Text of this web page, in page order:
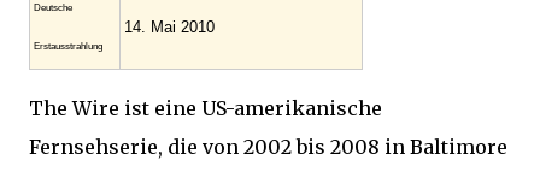
Deutsche
Erstausstrahlung
14. Mai 2010
The Wire ist eine US-amerikanische
Fernsehserie, die von 2002 bis 2008 in Baltimore